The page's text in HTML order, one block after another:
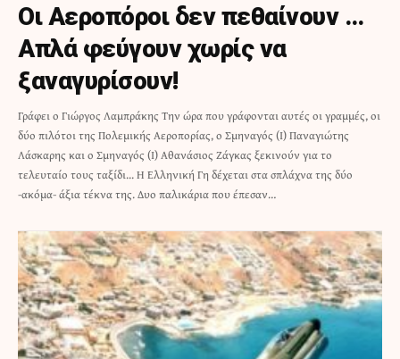
Οι Αεροπόροι δεν πεθαίνουν …
Απλά φεύγουν χωρίς να
ξαναγυρίσουν!
Γράφει ο Γιώργος Λαμπράκης Την ώρα που γράφονται αυτές οι γραμμές, οι
δύο πιλότοι της Πολεμικής Αεροπορίας, ο Σμηναγός (Ι) Παναγιώτης
Λάσκαρης και ο Σμηναγός (Ι) Αθανάσιος Ζάγκας ξεκινούν για το
τελευταίο τους ταξίδι... Η Ελληνική Γη δέχεται στα σπλάχνα της δύο
-ακόμα- άξια τέκνα της. Δυο παλικάρια που έπεσαν…